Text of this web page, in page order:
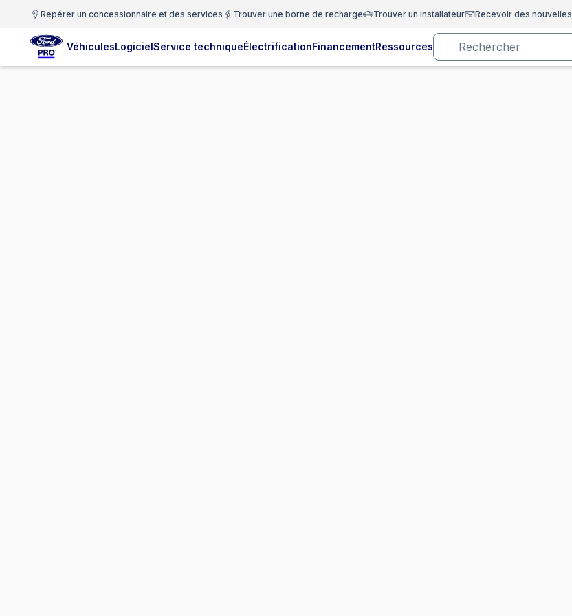
Repérer un concessionnaire et des services Trouver une borne de recharge Trouver un installateur Recevoir des nouvelles
VéhiculesLogicielService techniqueÉlectrificationFinancementRessources